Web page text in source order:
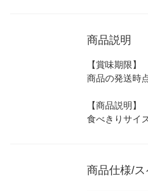
商品説明
【賞味期限】
商品の発送時
【商品説明】
食べきりサイ
商品仕様/